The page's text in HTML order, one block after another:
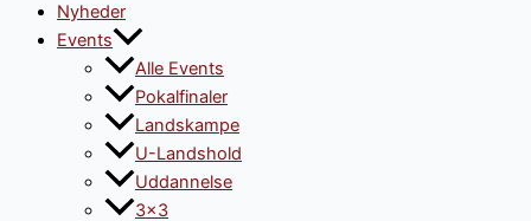
Nyheder
Events
Alle Events
Pokalfinaler
Landskampe
U-Landshold
Uddannelse
3×3